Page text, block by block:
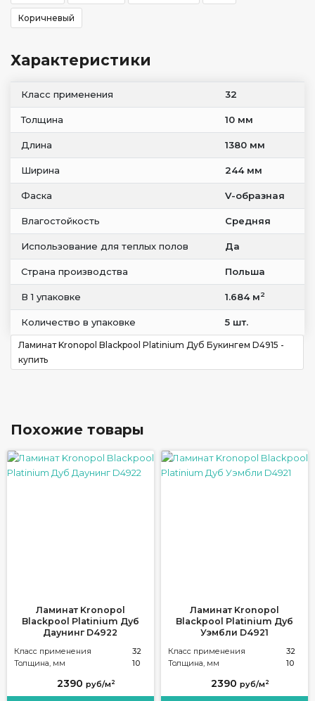
Коричневый
Характеристики
Класс применения 32
Толщина 10 мм
Длина 1380 мм
Ширина 244 мм
Фаска V-образная
Влагостойкость Средняя
Использование для теплых полов Да
Страна производства Польша
В 1 упаковке 1.684 м2
Количество в упаковке 5 шт.
Ламинат Kronopol Blackpool Platinium Дуб Букингем D4915 -
купить
Похожие товары
Ламинат Kronopol
Blackpool Platinium Дуб
Даунинг D4922
Класс применения
32
Толщина, мм
10
2390 руб/м 2
Ламинат Kronopol
Blackpool Platinium Дуб
Уэмбли D4921
Класс применения
32
Толщина, мм
10
2390 руб/м 2